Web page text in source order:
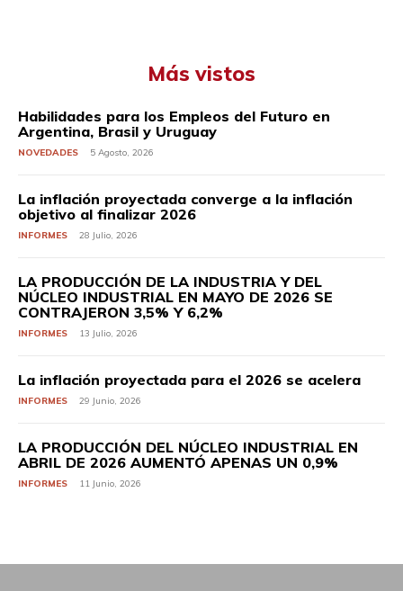
Más vistos
Habilidades para los Empleos del Futuro en
Argentina, Brasil y Uruguay
NOVEDADES 5 Agosto, 2026
La inflación proyectada converge a la inflación
objetivo al finalizar 2026
INFORMES 28 Julio, 2026
LA PRODUCCIÓN DE LA INDUSTRIA Y DEL
NÚCLEO INDUSTRIAL EN MAYO DE 2026 SE
CONTRAJERON 3,5% Y 6,2%
INFORMES 13 Julio, 2026
La inflación proyectada para el 2026 se acelera
INFORMES 29 Junio, 2026
LA PRODUCCIÓN DEL NÚCLEO INDUSTRIAL EN
ABRIL DE 2026 AUMENTÓ APENAS UN 0,9%
INFORMES 11 Junio, 2026